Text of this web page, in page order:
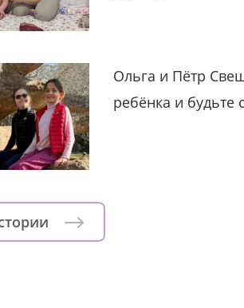
Ольга и Пётр
ребёнка и будьте